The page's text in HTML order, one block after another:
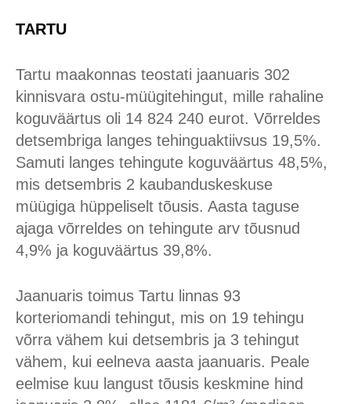
TARTU
Tartu maakonnas teostati jaanuaris 302
kinnisvara ostu-müügitehingut, mille rahaline
koguväärtus oli 14 824 240 eurot. Võrreldes
detsembriga langes tehinguaktiivsus 19,5%.
Samuti langes tehingute koguväärtus 48,5%,
mis detsembris 2 kaubanduskeskuse
müügiga hüppeliselt tõusis. Aasta taguse
ajaga võrreldes on tehingute arv tõusnud
4,9% ja koguväärtus 39,8%.
Jaanuaris toimus Tartu linnas 93
korteriomandi tehingut, mis on 19 tehingu
võrra vähem kui detsembris ja 3 tehingut
vähem, kui eelneva aasta jaanuaris. Peale
eelmise kuu langust tõusis keskmine hind